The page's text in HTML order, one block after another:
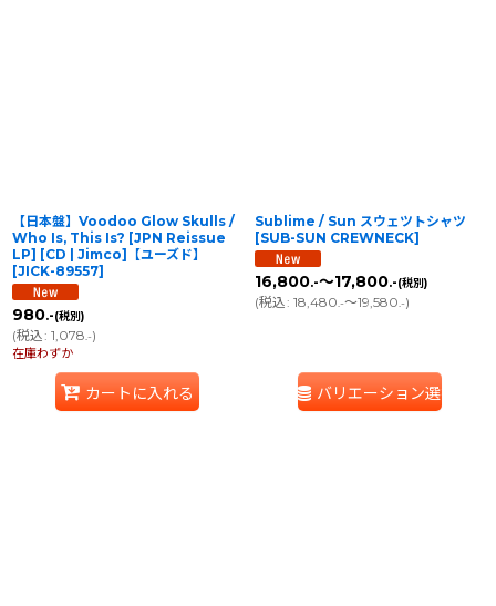
【日本盤】Voodoo Glow Skulls /
Who Is, This Is? [JPN Reissue
LP] [CD | Jimco]【ユーズド】
[JICK-89557]
980.-(税別)
(税込: 1,078.-)
在庫わずか
カートに入れる
Sublime / Sun スウェツトシャツ
[SUB-SUN CREWNECK]
16,800.-～17,800.-(税別)
(税込: 18,480.-～19,580.-)
バリエーション選択